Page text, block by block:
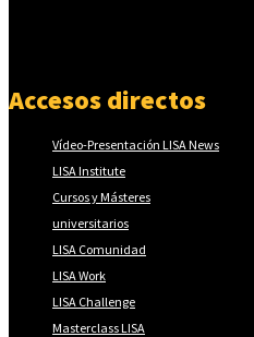
Accesos directos
Vídeo-Presentación LISA News
LISA Institute
Cursos y Másteres
universitarios
LISA Comunidad
LISA Work
LISA Challenge
Masterclass LISA